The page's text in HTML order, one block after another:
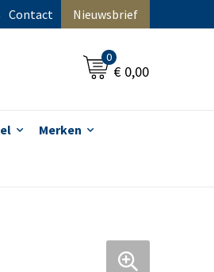
Contact Nieuwsbrief
0
€ 0,00
Merken